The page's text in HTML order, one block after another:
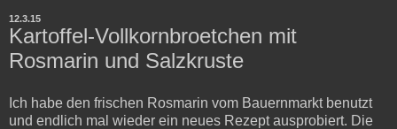
12.3.15
Kartoffel-Vollkornbroetchen mit
Rosmarin und Salzkruste
Ich habe den frischen Rosmarin vom Bauernmarkt benutzt
und endlich mal wieder ein neues Rezept ausprobiert. Die